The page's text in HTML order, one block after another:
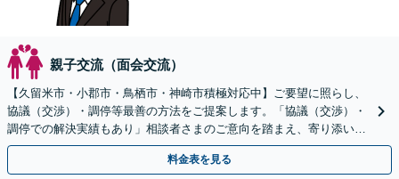
親子交流（面会交流）
【久留米市・小郡市・鳥栖市・神崎市積極対応中】ご要望に照らし、
協議（交渉）・調停等最善の方法をご提案します。「協議（交渉）・
調停での解決実績もあり」相談者さまのご意向を踏まえ、寄り添い親
身に対応します【休日・夜間相談可】
料金表を見る